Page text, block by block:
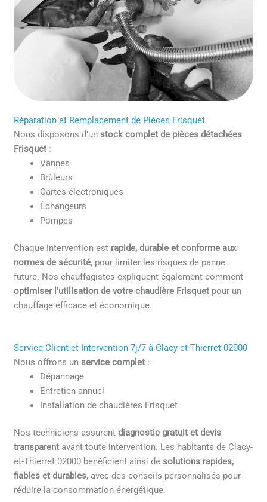
Réparation et Remplacement de Pièces Frisquet
Nous disposons d’unstock complet de pièces détachées
Frisquet :
Vannes
Brûleurs
Cartes électroniques
Échangeurs
Pompes
Chaque intervention est rapide, durable et conforme aux
normes de sécurité, pour limiter les risques de panne
future. Nos chauffagistes expliquent également comment
optimiser l’utilisation de votre chaudière Frisquet pour un
chauffage efficace et économique.
Service Client et Intervention 7j/7 à Clacy-et-Thierret 02000
Nous offrons unservice complet :
Dépannage
Entretien annuel
Installation de chaudières Frisquet
Nos techniciens assurentdiagnostic gratuit et devis
transparent avant toute intervention. Les habitants de Clacy-
et-Thierret 02000 bénéficient ainsi desolutions rapides,
fiables et durables, avec des conseils personnalisés pour
réduire la consommation énergétique.